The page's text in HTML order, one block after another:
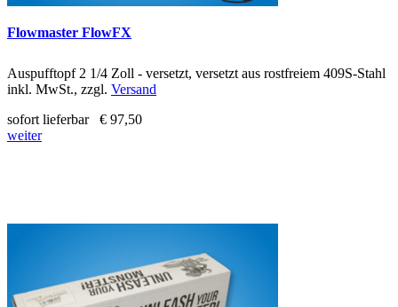
Flowmaster FlowFX
Auspufftopf 2 1/4 Zoll - versetzt, versetzt aus rostfreiem 409S-Stahl
inkl. MwSt., zzgl. Versand
sofort lieferbar
€ 97,50
weiter